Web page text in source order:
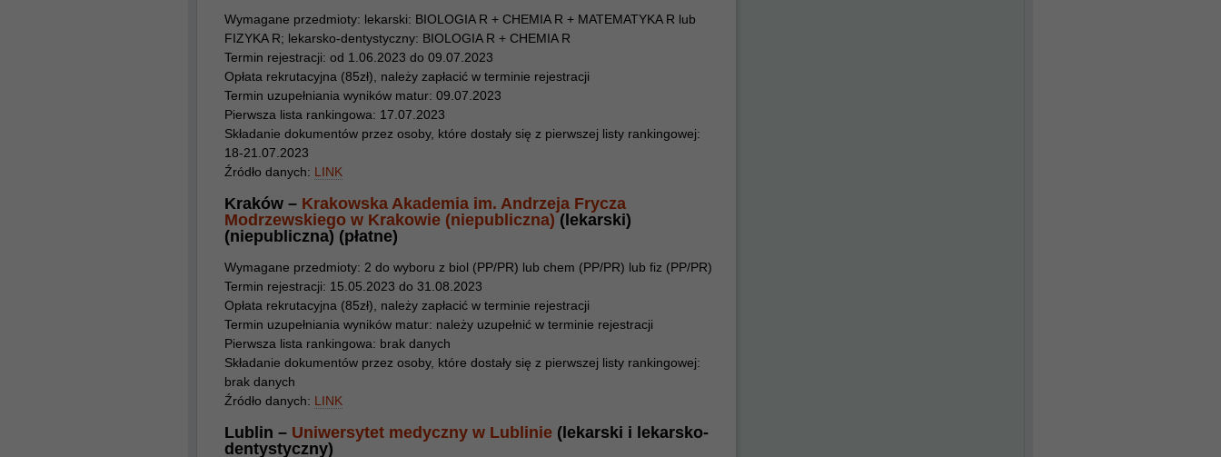
Wymagane przedmioty: lekarski: BIOLOGIA R + CHEMIA R + MATEMATYKA R lub
FIZYKA R; lekarsko-dentystyczny: BIOLOGIA R + CHEMIA R
Termin rejestracji: od 1.06.2023 do 09.07.2023
Opłata rekrutacyjna (85zł), należy zapłacić w terminie rejestracji
Termin uzupełniania wyników matur: 09.07.2023
Pierwsza lista rankingowa: 17.07.2023
Składanie dokumentów przez osoby, które dostały się z pierwszej listy rankingowej:
18-21.07.2023
Źródło danych: LINK
Kraków – Krakowska Akademia im. Andrzeja Frycza
Modrzewskiego w Krakowie (niepubliczna) (lekarski)
(niepubliczna) (płatne)
Wymagane przedmioty: 2 do wyboru z biol (PP/PR) lub chem (PP/PR) lub fiz (PP/PR)
Termin rejestracji: 15.05.2023 do 31.08.2023
Opłata rekrutacyjna (85zł), należy zapłacić w terminie rejestracji
Termin uzupełniania wyników matur: należy uzupełnić w terminie rejestracji
Pierwsza lista rankingowa: brak danych
Składanie dokumentów przez osoby, które dostały się z pierwszej listy rankingowej:
brak danych
Źródło danych: LINK
Lublin – Uniwersytet medyczny w Lublinie (lekarski i lekarsko-
dentystyczny)